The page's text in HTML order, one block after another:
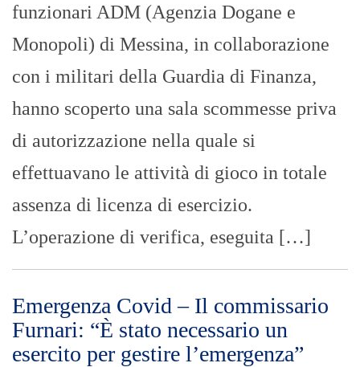
funzionari ADM (Agenzia Dogane e
Monopoli) di Messina, in collaborazione
con i militari della Guardia di Finanza,
hanno scoperto una sala scommesse priva
di autorizzazione nella quale si
effettuavano le attività di gioco in totale
assenza di licenza di esercizio.
L’operazione di verifica, eseguita […]
Emergenza Covid – Il commissario
Furnari: “È stato necessario un
esercito per gestire l’emergenza”